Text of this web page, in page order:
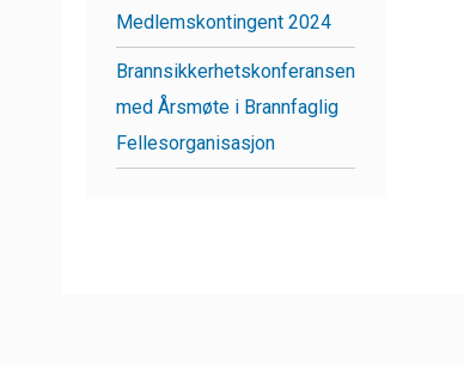
Medlemskontingent 2024
Brannsikkerhetskonferansen
med Årsmøte i Brannfaglig
Fellesorganisasjon